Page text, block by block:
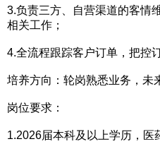
3.负责三方、自营渠道的客情
相关工作；
4.全流程跟踪客户订单，把控
培养方向：轮岗熟悉业务，未
岗位要求：
1.2026届本科及以上学历，医